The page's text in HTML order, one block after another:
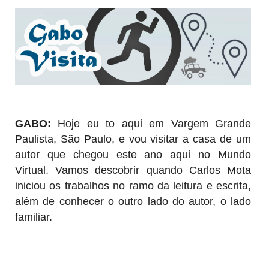
GABO:
Hoje eu to aqui em Vargem Grande
Paulista, São Paulo, e vou visitar a casa de um
autor que chegou este ano aqui no Mundo
Virtual. Vamos descobrir quando Carlos Mota
iniciou os trabalhos no ramo da leitura e escrita,
além de conhecer o outro lado do autor, o lado
familiar.